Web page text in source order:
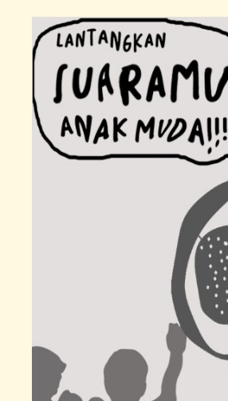
Dipaksa
Menjadi
Soft
Spoken